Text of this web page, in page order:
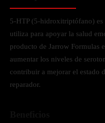
5-HTP (5-hidroxitriptófano) es
utiliza para apoyar la salud
producto de Jarrow Formulas
aumentar los niveles de
contribuir a mejorar el estado
reparador.